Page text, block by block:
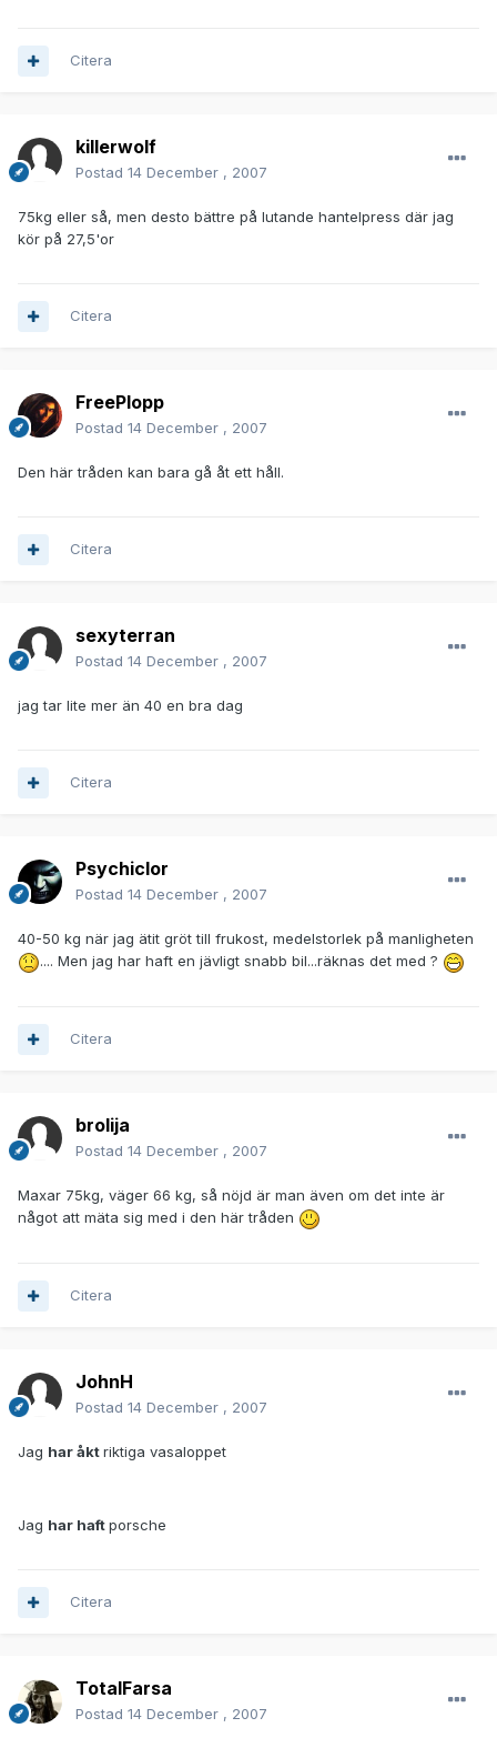
Citera
killerwolf
Postad 14 December , 2007
75kg eller så, men desto bättre på lutande hantelpress där jag
kör på 27,5'or
Citera
FreePlopp
Postad 14 December , 2007
Den här tråden kan bara gå åt ett håll.
Citera
sexyterran
Postad 14 December , 2007
jag tar lite mer än 40 en bra dag
Citera
PsychicIor
Postad 14 December , 2007
40-50 kg när jag ätit gröt till frukost, medelstorlek på manligheten
.... Men jag har haft en jävligt snabb bil...räknas det med ?
Citera
brolija
Postad 14 December , 2007
Maxar 75kg, väger 66 kg, så nöjd är man även om det inte är
något att mäta sig med i den här tråden
Citera
JohnH
Postad 14 December , 2007
Jag har åktriktiga vasaloppet
Jag har haftporsche
Citera
TotalFarsa
Postad 14 December , 2007